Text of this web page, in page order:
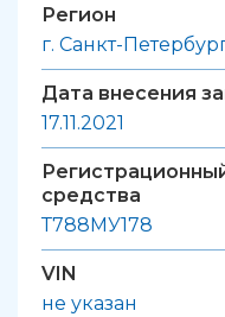
Регион
г. Санкт-
Дата внесения
17.11.2021
средства
Т788МУ178
VIN
не указан